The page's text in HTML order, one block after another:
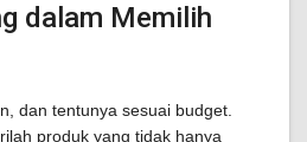
dalam Memilih
dan tentunya sesuai budget.
produk yang tidak hanya